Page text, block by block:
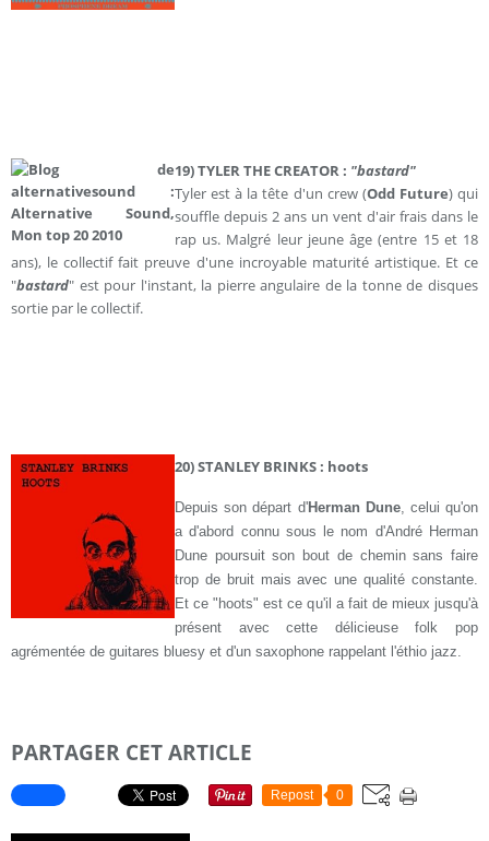
19) TYLER THE CREATOR : "bastard"
Tyler est à la tête d'un crew (Odd Future) qui
souffle depuis 2 ans un vent d'air frais dans le
rap us. Malgré leur jeune âge (entre 15 et 18
ans), le collectif fait preuve d'une incroyable maturité artistique. Et ce
"bastard" est pour l'instant, la pierre angulaire de la tonne de disques
sortie par le collectif.
20) STANLEY BRINKS : hoots
Depuis son départ d'Herman Dune, celui qu'on
a d'abord connu sous le nom d'André Herman
Dune poursuit son bout de chemin sans faire
trop de bruit mais avec une qualité constante.
Et ce "hoots" est ce qu'il a fait de mieux jusqu'à
présent avec cette délicieuse folk pop
agrémentée de guitares bluesy et d'un saxophone rappelant l'éthio jazz.
PARTAGER CET ARTICLE
Repost 0